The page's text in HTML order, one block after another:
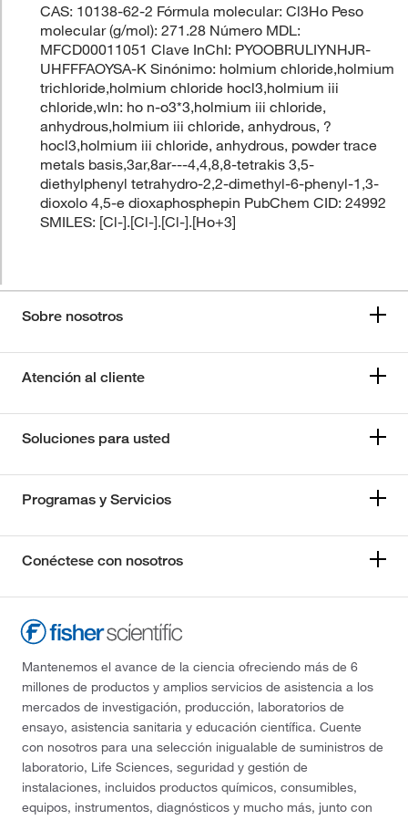
CAS: 10138-62-2 Fórmula molecular: Cl3Ho Peso
molecular (g/mol): 271.28 Número MDL:
MFCD00011051 Clave InChI: PYOOBRULIYNHJR-
UHFFFAOYSA-K Sinónimo: holmium chloride,holmium
trichloride,holmium chloride hocl3,holmium iii
chloride,wln: ho n-o3*3,holmium iii chloride,
anhydrous,holmium iii chloride, anhydrous, ?
hocl3,holmium iii chloride, anhydrous, powder trace
metals basis,3ar,8ar---4,4,8,8-tetrakis 3,5-
diethylphenyl tetrahydro-2,2-dimethyl-6-phenyl-1,3-
dioxolo 4,5-e dioxaphosphepin PubChem CID: 24992
SMILES: [Cl-].[Cl-].[Cl-].[Ho+3]
Sobre nosotros
Atención al cliente
Soluciones para usted
Programas y Servicios
Conéctese con nosotros
Mantenemos el avance de la ciencia ofreciendo más de 6
millones de productos y amplios servicios de asistencia a los
mercados de investigación, producción, laboratorios de
ensayo, asistencia sanitaria y educación científica. Cuente
con nosotros para una selección inigualable de suministros de
laboratorio, Life Sciences, seguridad y gestión de
instalaciones, incluidos productos químicos, consumibles,
equipos, instrumentos, diagnósticos y mucho más, junto con